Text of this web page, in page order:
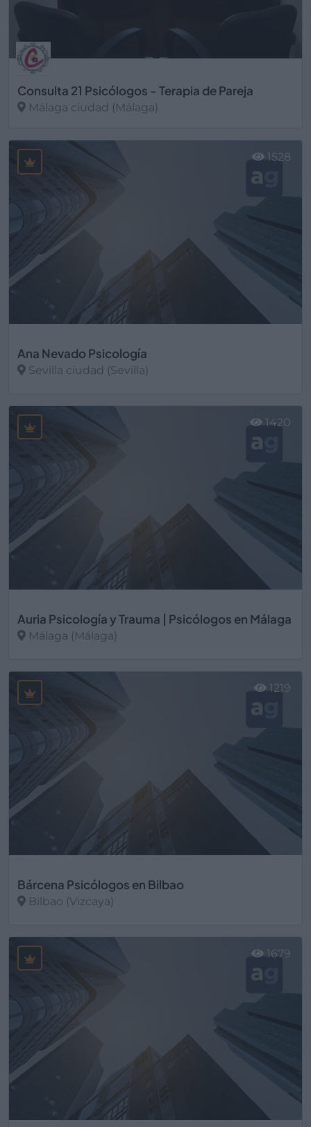
Consulta 21 Psicólogos - Terapia de Pareja
Málaga ciudad (Málaga)
Ana Nevado Psicología
Sevilla ciudad (Sevilla)
1528
Auria Psicología y Trauma | Psicólogos en Málaga
Málaga (Málaga)
1420
Bárcena Psicólogos en Bilbao
Bilbao (Vizcaya)
1219
1679